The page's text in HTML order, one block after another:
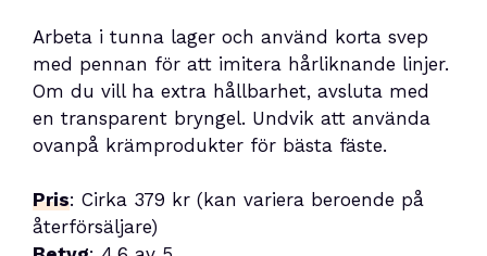
Arbeta i tunna lager och använd korta svep
med pennan för att imitera hårliknande linjer.
Om du vill ha extra hållbarhet, avsluta med
en transparent bryngel. Undvik att använda
ovanpå krämprodukter för bästa fäste.
Pris: Cirka 379 kr (kan variera beroende på
återförsäljare)